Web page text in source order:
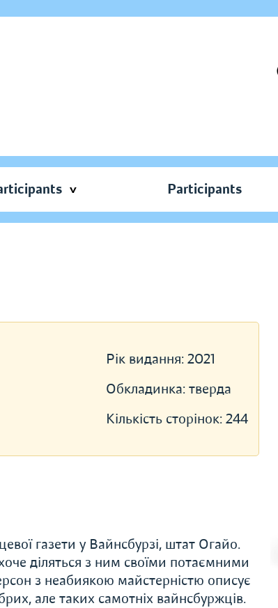
Participants
Рік видання: 2021
Обкладинка: тверда
Кількість сторінок: 244
газети у Вайнсбурзі, штат Огайо.
діляться з ним своїми потаємними
з неабиякою майстерністю описує
але таких самотніх вайнсбуржців.